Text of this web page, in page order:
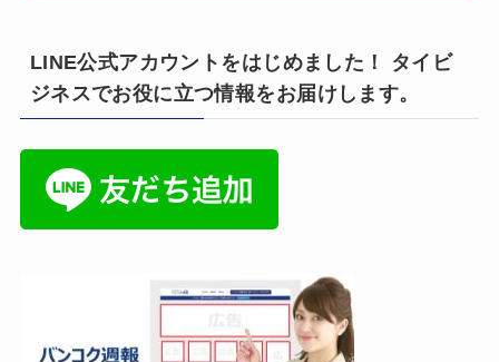
LINE公式アカウントをはじめました！ タイビ
ジネスでお役に立つ情報をお届けします。